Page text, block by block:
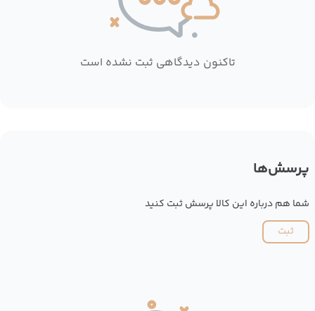
تاکنون دیدگاهی ثبت نشده است
پرسش‌ها
شما هم درباره این کالا پرسش ثبت کنید
ثبت